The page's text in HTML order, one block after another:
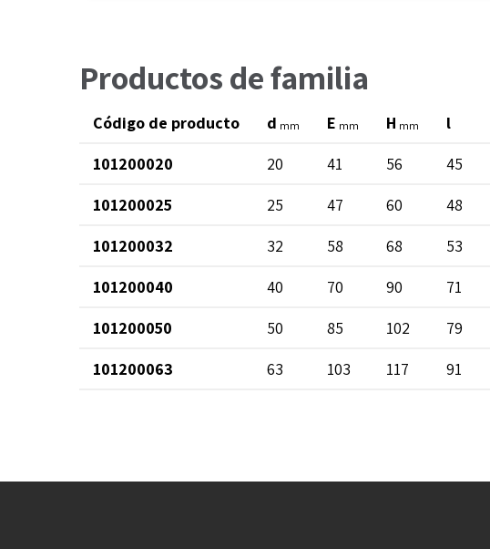
Productos de familia
Código de producto d mm E mm H mm l
101200020
20 41 56 45
101200025
25 47 60 48
101200032
32 58 68 53
101200040
40 70 90 71
101200050
50 85 102 79
101200063
63 103 117 91